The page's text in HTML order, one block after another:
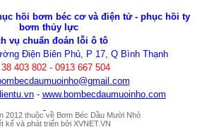
hồi bơm béc cơ và điện tử - phục hồi ty
bơm thủy lực
vụ chuẩn đoán lỗi ô tô
Điện Biên Phủ, P 17, Q Bình Thạnh
38 403 802 - 0913 667 504
@gmail.com
- www.bombecdaumuoinho.com
2012 thuộc về Bơm Béc Dầu Mười Nhỏ
kế và phát triển bởi XVNET.VN